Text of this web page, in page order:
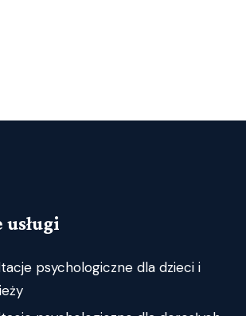
usługi
psychologiczne dla dzieci i